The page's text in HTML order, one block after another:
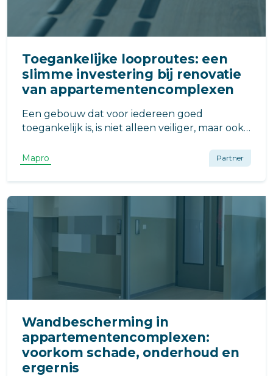
Toegankelijke looproutes: een
slimme investering bij renovatie
van appartementencomplexen
Een gebouw dat voor iedereen goed
toegankelijk is, is niet alleen veiliger, maar ook
slimme routegeleiding daaraan bijdraagt.
Mapro Partner
Wandbescherming in
appartementencomplexen:
voorkom schade, onderhoud en
ergernis